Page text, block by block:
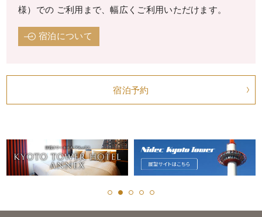
様）での ご利用まで、幅広くご利用いただけます。
宿泊について
宿泊予約